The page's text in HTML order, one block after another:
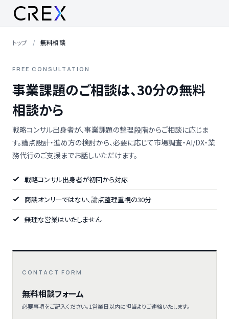
トップ 無料相談
FREE CONSULTATION
事業課題のご相談は、30分の無料
相談から
戦略コンサル出身者が、事業課題の整理段階からご相談に応じま
す。論点設計・進め方の検討から、必要に応じて市場調査・AI/DX・業
務代行のご支援までお話しいただけます。
戦略コンサル出身者が初回から対応
商談オンリーではない、論点整理重視の30分
無理な営業はいたしません
CONTACT FORM
無料相談フォーム
必要事項をご記入ください。1営業日以内に担当よりご連絡いたします。